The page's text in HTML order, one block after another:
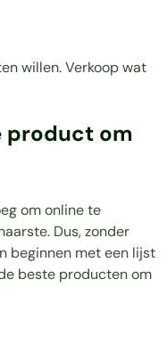
willen. Verkoop wat
product om
om online te
Dus, zonder
beginnen met een lijst
beste producten om